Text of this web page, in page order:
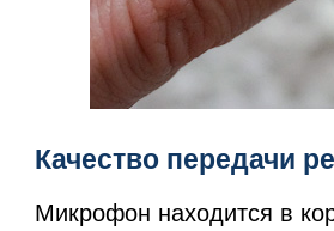
Качество передачи
Микрофон находится в